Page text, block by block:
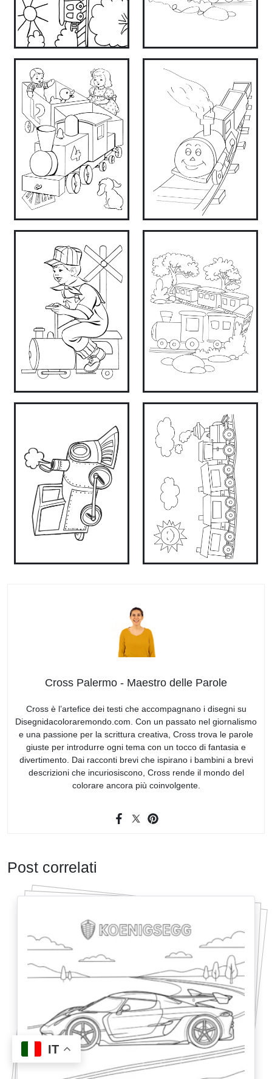
Cross Palermo - Maestro delle Parole
Cross è l’artefice dei testi che accompagnano i disegni su
Disegnidacoloraremondo.com. Con un passato nel giornalismo
e una passione per la scrittura creativa, Cross trova le parole
giuste per introdurre ogni tema con un tocco di fantasia e
divertimento. Dai racconti brevi che ispirano i bambini a brevi
descrizioni che incuriosiscono, Cross rende il mondo del
colorare ancora più coinvolgente.
Post correlati
IT